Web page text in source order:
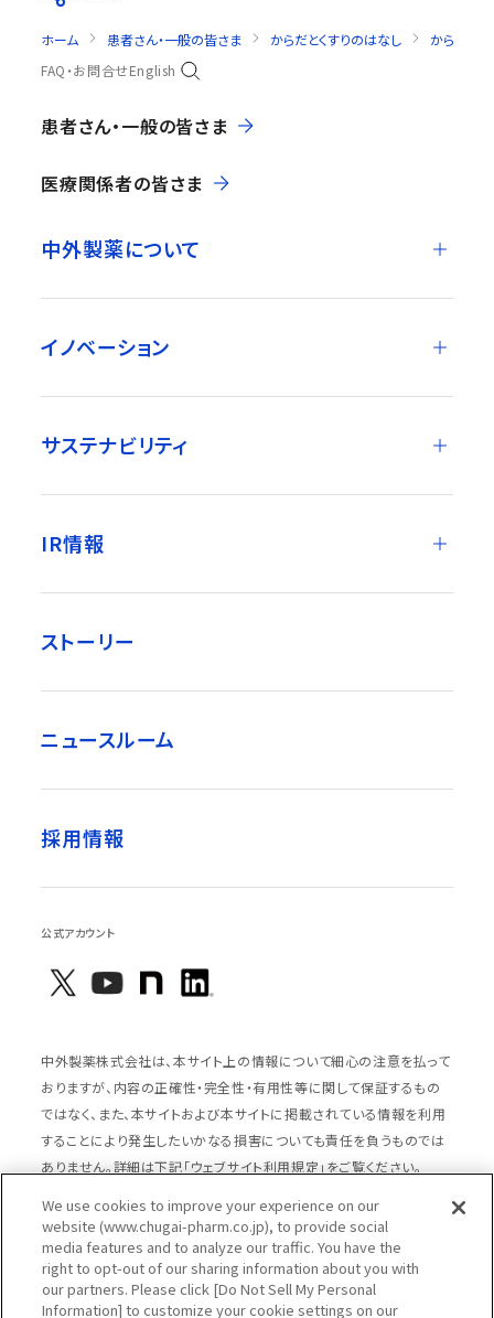
ホーム 患者さん・一般の皆さま からだとくすりのはなし
からだとく
FAQ・お問合せEnglish
患者さん・一般の皆さま
医療関係者の皆さま
中外製薬について
イノベーション
サステナビリティ
IR情報
ストーリー
ニュースルーム
採用情報
公式アカウント
中外製薬株式会社は、本サイト上の情報について細心の注意を払って
おりますが、内容の正確性・完全性・有用性等に関して保証するもの
ではなく、また、本サイトおよび本サイトに掲載されている情報を利用
することにより発生したいかなる損害についても責任を負うものでは
ありません。詳細は下記「ウェブサイト利用規定」をご覧ください。
サイトマップ
ウェブサイト利用規定
個人情報の取扱いのご案内
ソーシャルメディアポリシー
推奨閲覧環境
ウェブアクセシビリティ対応
We use cookies to improve your experience on our
website (www.chugai-pharm.co.jp), to provide social
media features and to analyze our traffic. You have the
right to opt-out of our sharing information about you with
our partners. Please click [Do Not Sell My Personal
Information] to customize your cookie settings on our